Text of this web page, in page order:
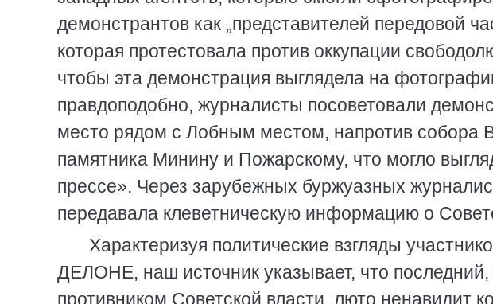
демонстрантов как „представителей передовой
которая протестовала против оккупации
чтобы эта демонстрация выглядела на
правдоподобно, журналисты посоветовали
место рядом с Лобным местом, напротив собора
памятника Минину и Пожарскому, что могло
прессе». Через зарубежных буржуазных
передавала клеветническую информацию о
Характеризуя политические взгляды
ДЕЛОНЕ, наш источник указывает, что
противником Советской власти, люто ненавидит